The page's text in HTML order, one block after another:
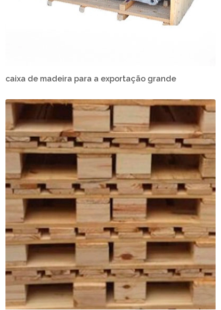
caixa de madeira para a exportação grande